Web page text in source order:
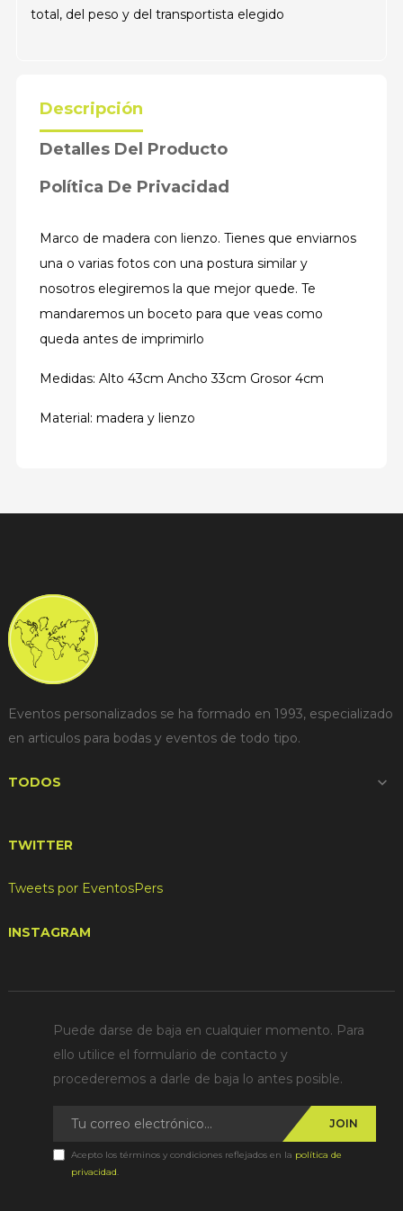
total, del peso y del transportista elegido
Descripción
Detalles Del Producto
Política De Privacidad
Marco de madera con lienzo. Tienes que enviarnos
una o varias fotos con una postura similar y
nosotros elegiremos la que mejor quede. Te
mandaremos un boceto para que veas como
queda antes de imprimirlo
Medidas: Alto 43cm Ancho 33cm Grosor 4cm
Material: madera y lienzo
Eventos personalizados se ha formado en 1993, especializado
en articulos para bodas y eventos de todo tipo.
TODOS 
TWITTER
Tweets por EventosPers
INSTAGRAM
Puede darse de baja en cualquier momento. Para
ello utilice el formulario de contacto y
procederemos a darle de baja lo antes posible.
JOIN
Acepto los términos y condiciones reflejados en la política de
privacidad.